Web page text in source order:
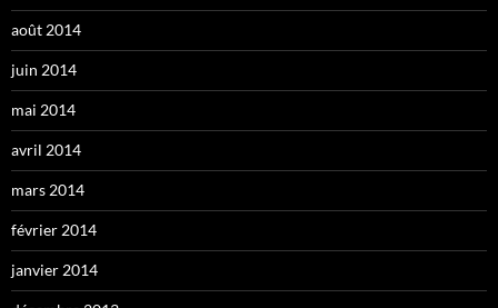
août 2014
juin 2014
mai 2014
avril 2014
mars 2014
février 2014
janvier 2014